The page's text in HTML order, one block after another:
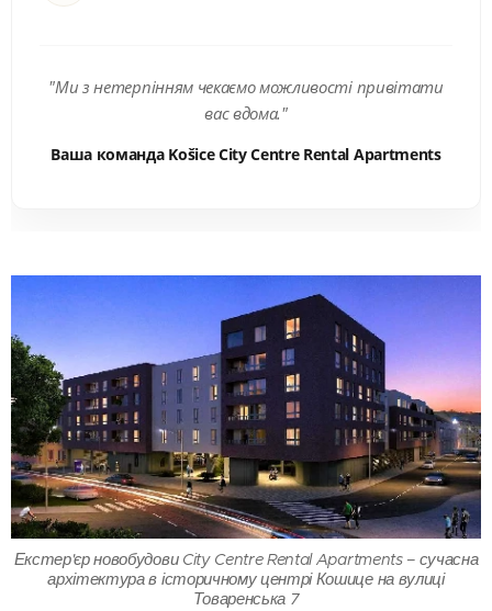
"Ми з нетерпінням чекаємо можливості привітати
вас вдома."
Ваша команда Košice City Centre Rental Apartments
Екстер'єр новобудови City Centre Rental Apartments – сучасна
архітектура в історичному центрі Кошице на вулиці
Товаренська 7